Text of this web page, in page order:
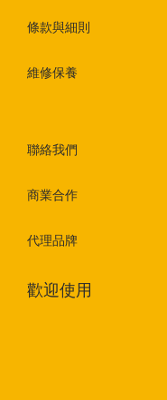
條款與細則
維修保養
聯絡我們
商業合作
代理品牌
歡迎使用